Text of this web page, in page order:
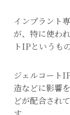
インプラント
が、特に使わ
トIPというも
ジェルコート
造などに影響
どが配合され